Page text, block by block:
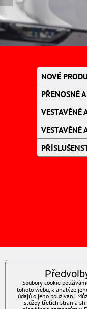
NOVÉ
PŘENOSNÉ
VESTAVĚNÉ
VESTAVĚNÉ
RYCHLÝ
Soubory cookie
tohoto webu, k analýze
údajů o jeho používání.
služby třetích stran a